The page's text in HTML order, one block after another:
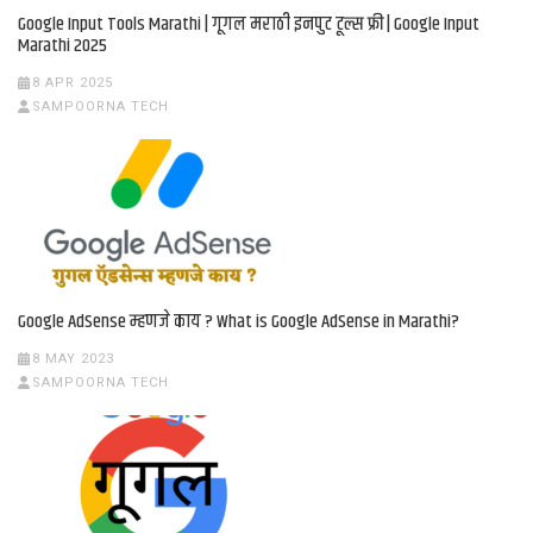
Google Input Tools Marathi | गूगल मराठी इनपुट टूल्स फ्री | Google Input
Marathi 2025
8 APR 2025
SAMPOORNA TECH
Google AdSense म्हणजे काय ? What is Google AdSense in Marathi?
8 MAY 2023
SAMPOORNA TECH